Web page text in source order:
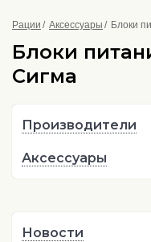
Рации Аксессуары Блоки
Блоки
Сигма
Производители
Аксессуары
Новости